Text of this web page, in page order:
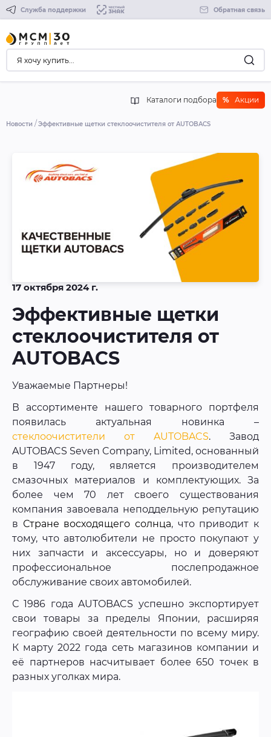
Служба поддержки Обратная связь
Каталоги подбора % Акции
Новости Эффективные щетки стеклоочистителя от AUTOBACS
17 октября 2024 г.
Эффективные щетки
стеклоочистителя от
AUTOBACS
Уважаемые Партнеры!
В ассортименте нашего товарного портфеля
появилась актуальная новинка –
стеклоочистители от AUTOBACS. Завод
AUTOBACS Seven Company, Limited, основанный
в 1947 году, является производителем
смазочных материалов и комплектующих. За
более чем 70 лет своего существования
компания завоевала неподдельную репутацию
в Стране восходящего солнца, что приводит к
тому, что автолюбители не просто покупают у
них запчасти и аксессуары, но и доверяют
профессиональное послепродажное
обслуживание своих автомобилей.
С 1986 года AUTOBACS успешно экспортирует
свои товары за пределы Японии, расширяя
географию своей деятельности по всему миру.
К марту 2022 года сеть магазинов компании и
её партнеров насчитывает более 650 точек в
разных уголках мира.